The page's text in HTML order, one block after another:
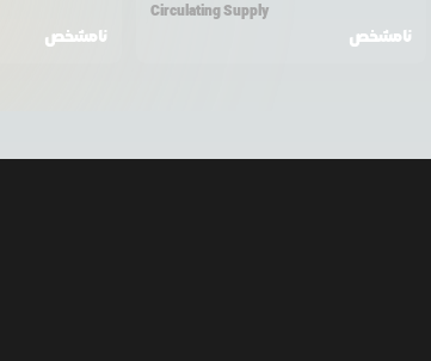
نامشخص
Circulating Supply
نامشخص